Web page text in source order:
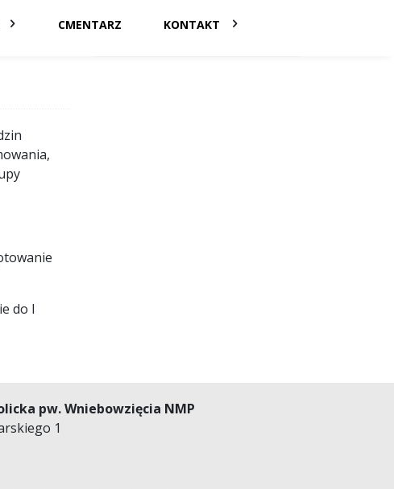
CMENTARZ KONTAKT
do I
pw. Wniebowzięcia NMP
1